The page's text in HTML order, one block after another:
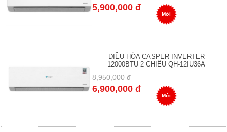
5,900,000 đ
Mới
ĐIỀU HÒA CASPER INVERTER
12000BTU 2 CHIỀU QH-12IU36A
8,950,000 đ
6,900,000 đ
Mới